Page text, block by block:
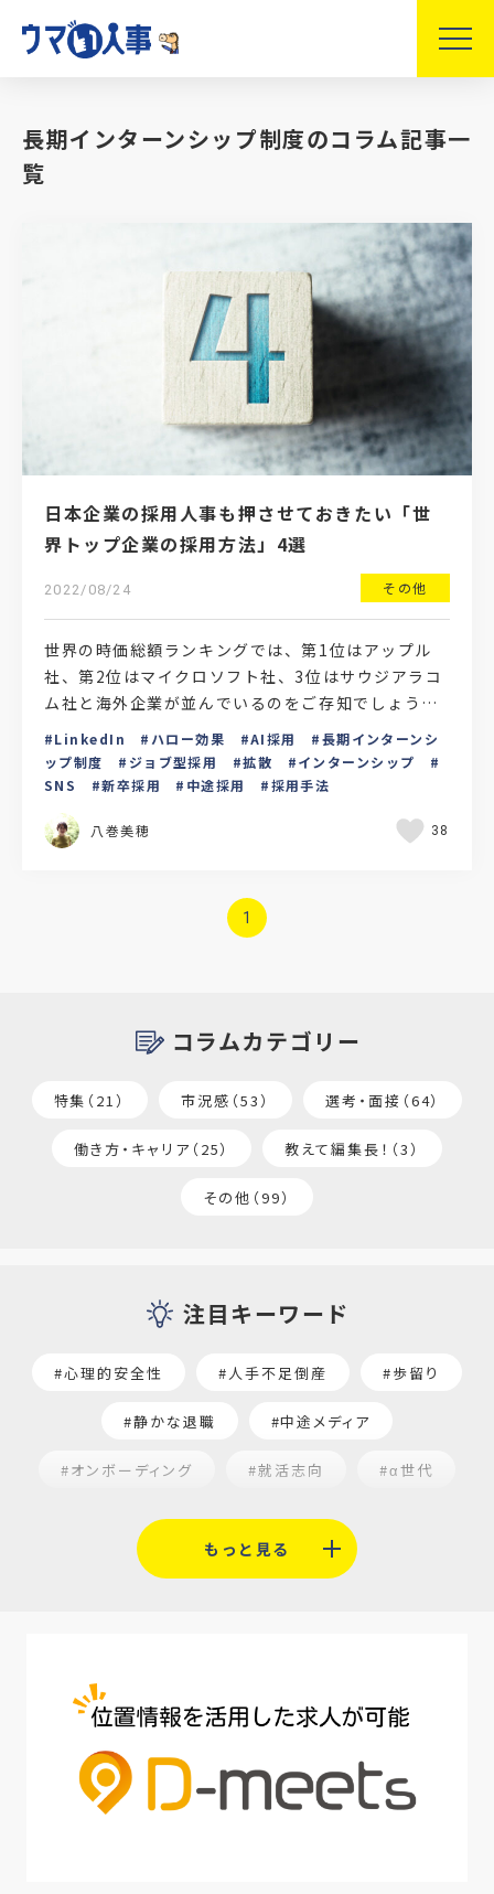
長期インターンシップ制度のコラム記事一
覧
日本企業の採用人事も押させておきたい「世
界トップ企業の採用方法」4選
2022/08/24 その他
世界の時価総額ランキングでは、第1位はアップル
社、第2位はマイクロソフト社、3位はサウジアラコ
ム社と海外企業が並んでいるのをご存知でしょう
か。その後も、アメリカ、中国、台湾、韓国と続い
ています。かつて…
LinkedIn ハロー効果 AI採用
長期インターンシ
ップ制度
ジョブ型採用 拡散
インターンシップ
SNS
新卒採用 中途採用 採用手法
八巻美穂 38
1
コラムカテゴリー
特集（21） 市況感（53） 選考・面接（64）
働き方・キャリア（25） 教えて編集長！（3）
その他（99）
注目キーワード
#心理的安全性 #人手不足倒産 #歩留り
#静かな退職 #中途メディア
#オンボーディング #就活志向 #α世代
#平均採用単価
#人材定着 #AI面接
#魅力の伝え方 #求職者 #27卒
#採用オウンドメディア #業種別
#採用ピッチ資料 #28卒 #ロールモデル
もっと見る